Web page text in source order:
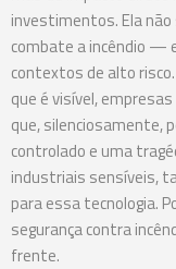
investimentos. Ela
combate a incêndio —
contextos de alto
que é visível,
que, silenciosamente,
controlado e uma
industriais sensíveis,
para essa tecnologia.
segurança contra
frente.